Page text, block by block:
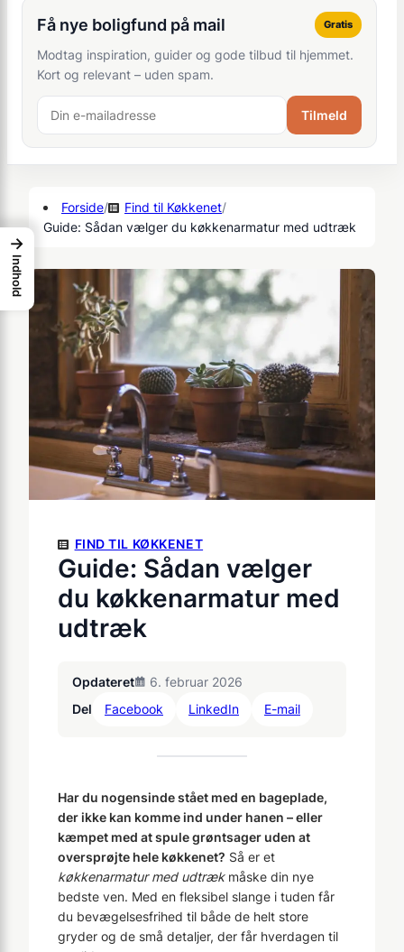
Få nye boligfund på mail Gratis
Modtag inspiration, guider og gode tilbud til hjemmet.
Kort og relevant – uden spam.
Tilmeld
Forside/ Find til Køkkenet/
Guide: Sådan vælger du køkkenarmatur med udtræk
FIND TIL KØKKENET
Guide: Sådan vælger
du køkkenarmatur med
udtræk
Opdateret
6. februar 2026
Del
Facebook LinkedIn E-mail
Har du nogensinde stået med en bageplade,
der ikke kan komme ind under hanen – eller
kæmpet med at spule grøntsager uden at
oversprøjte hele køkkenet? Så er et
køkkenarmatur med udtrækmåske din nye
bedste ven. Med en fleksibel slange i tuden får
du bevægelsesfrihed til både de helt store
gryder og de små detaljer, der får hverdagen til
→
Indhold